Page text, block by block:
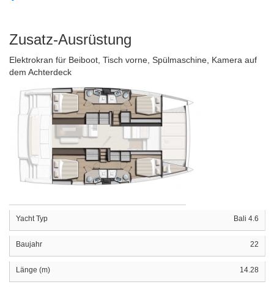
Zusatz-Ausrüstung
Elektrokran für Beiboot, Tisch vorne, Spülmaschine, Kamera auf
dem Achterdeck
Yacht Typ Bali 4.6
Baujahr 22
Länge (m) 14.28